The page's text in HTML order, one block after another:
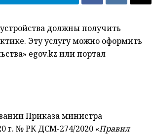
должны получить
Эту услугу можно оформить
еgov.kz или портал
Приказа министра
г. № РК ДСМ-274/2020 «Правил